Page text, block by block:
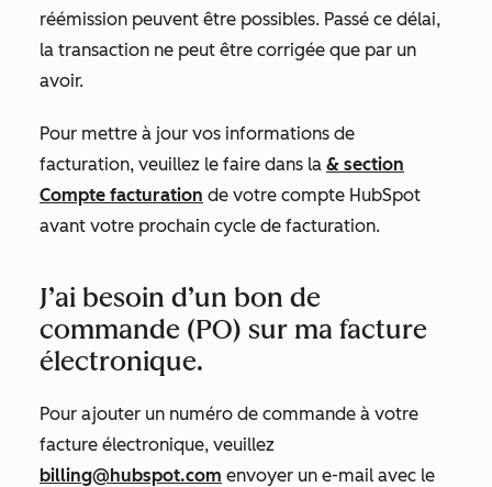
réémission peuvent être possibles. Passé ce délai,
la transaction ne peut être corrigée que par un
avoir.
Pour mettre à jour vos informations de
facturation, veuillez le faire dans la & section
Compte facturation de votre compte HubSpot
avant votre prochain cycle de facturation.
J’ai besoin d’un bon de
commande (PO) sur ma facture
électronique.
Pour ajouter un numéro de commande à votre
facture électronique, veuillez
billing@hubspot.com envoyer un e-mail avec le